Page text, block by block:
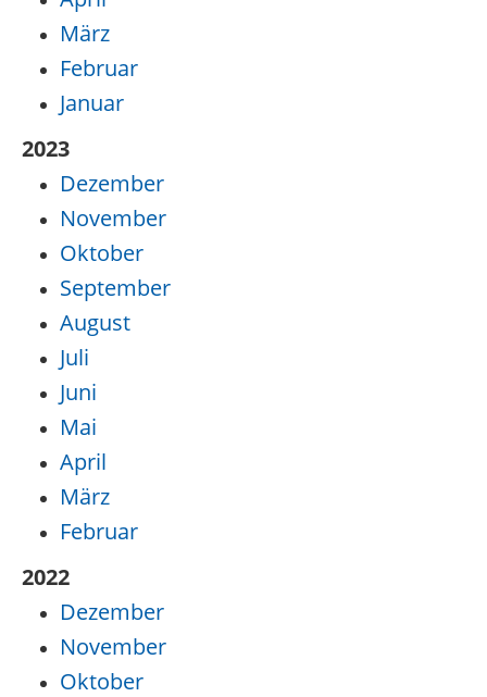
März
Februar
Januar
2023
Dezember
November
Oktober
September
August
Juli
Juni
Mai
April
März
Februar
2022
Dezember
November
Oktober